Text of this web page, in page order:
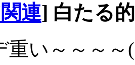
連] 白たる
重い～～～～